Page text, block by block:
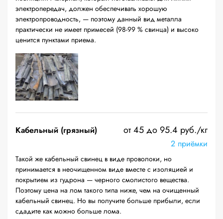
электропередач, должен обеспечивать хорошую
электропроводность, — поэтому данный вид металла
практически не имеет примесей (98-99 % свинца) и высоко
ценится пунктами приема.
Кабельный (грязный) от 45 до 95.4 руб./кг
2 приёмки
Такой же кабельный свинец в виде проволоки, но
принимается в неочищенном виде вместе с изоляцией и
покрытием из гудрона — черного смолистого вещества.
Поэтому цена на лом такого типа ниже, чем на очищенный
кабельный свинец. Но вы получите больше прибыли, если
сдадите как можно больше лома.